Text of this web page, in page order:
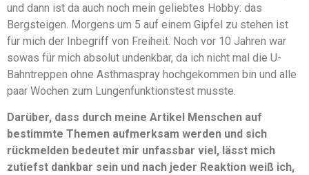
und dann ist da auch noch mein geliebtes Hobby: das
Bergsteigen. Morgens um 5 auf einem Gipfel zu stehen ist
für mich der Inbegriff von Freiheit. Noch vor 10 Jahren war
sowas für mich absolut undenkbar, da ich nicht mal die U-
Bahntreppen ohne Asthmaspray hochgekommen bin und alle
paar Wochen zum Lungenfunktionstest musste.
Darüber, dass durch meine Artikel Menschen auf
bestimmte Themen aufmerksam werden und sich
rückmelden bedeutet mir unfassbar viel, lässt mich
zutiefst dankbar sein und nach jeder Reaktion weiß ich,